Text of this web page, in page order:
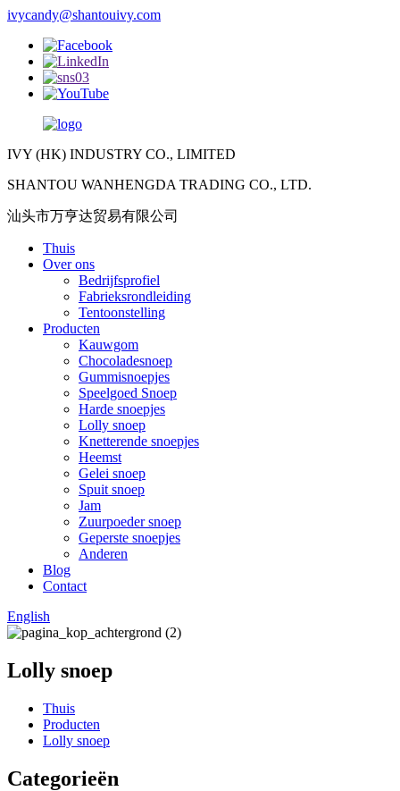
ivycandy@shantouivy.com
IVY (HK) INDUSTRY CO., LIMITED
SHANTOU WANHENGDA TRADING CO., LTD.
汕头市万亨达贸易有限公司
Thuis
Over ons
Bedrijfsprofiel
Fabrieksrondleiding
Tentoonstelling
Producten
Kauwgom
Chocoladesnoep
Gummisnoepjes
Speelgoed Snoep
Harde snoepjes
Lolly snoep
Knetterende snoepjes
Heemst
Gelei snoep
Spuit snoep
Jam
Zuurpoeder snoep
Geperste snoepjes
Anderen
Blog
Contact
English
Lolly snoep
Thuis
Producten
Lolly snoep
Categorieën